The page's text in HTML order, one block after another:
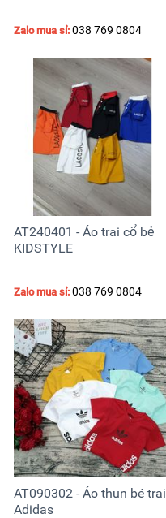
Zalo mua sỉ: 038 769 0804
AT240401 - Áo trai cổ bẻ
KIDSTYLE
Zalo mua sỉ: 038 769 0804
AT090302 - Áo thun bé trai
Adidas